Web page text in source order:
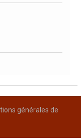
générales de